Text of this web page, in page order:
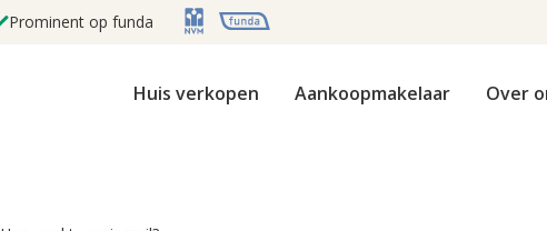
Prominent op funda
Huis verkopen Aankoopmakelaar Over